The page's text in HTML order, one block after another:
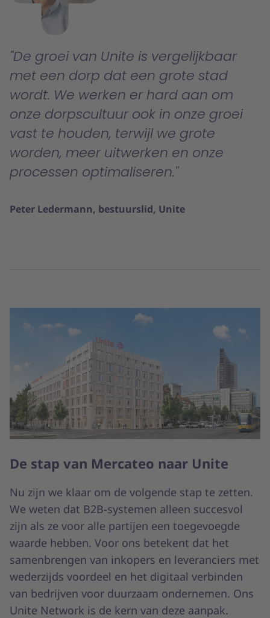
De groei van Unite is vergelijkbaar
met een dorp dat een grote stad
wordt. We werken er hard aan om
onze dorpscultuur ook in onze groei
vast te houden, terwijl we grote
worden, meer uitwerken en onze
processen optimaliseren.
Peter Ledermann, bestuurslid, Unite
De stap van Mercateo naar Unite
Nu zijn we klaar om de volgende stap te zetten.
We weten dat B2B-systemen alleen succesvol
zijn als ze voor alle partijen een toegevoegde
waarde hebben. Voor ons betekent dat het
samenbrengen van inkopers en leveranciers met
wederzijds voordeel en het digitaal verbinden
van bedrijven voor duurzaam ondernemen. Ons
Unite Network is de kern van deze aanpak.